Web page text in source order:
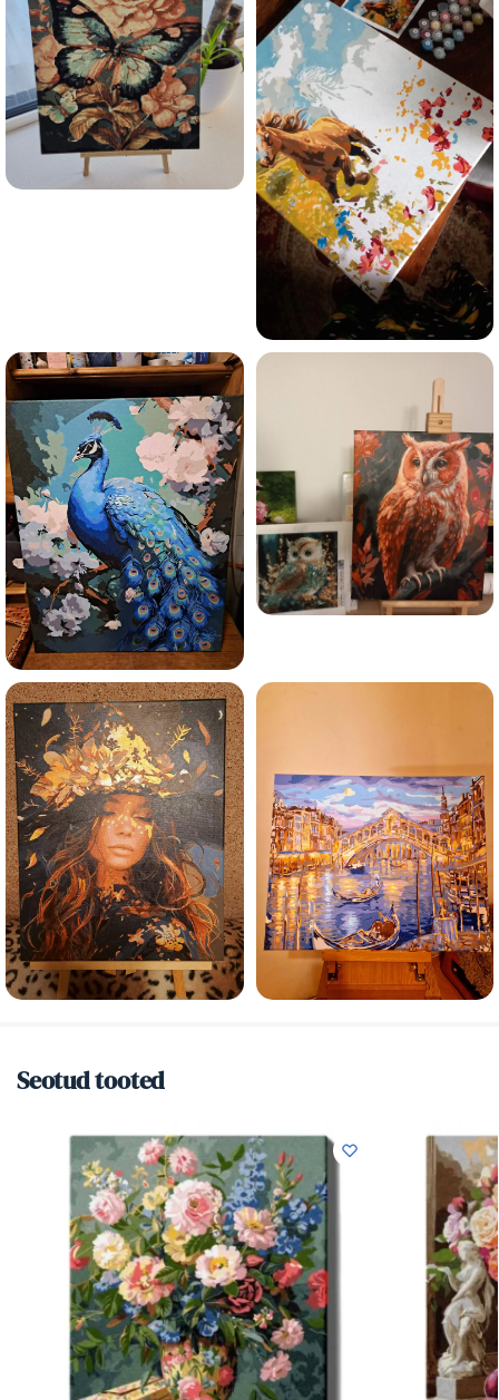
Seotud tooted
Olen tutvunud Maalihobi.ee privaatsuspoliitikaga ja
nõustun sellega
Maalihobi.eePrivaatsuspoliitika
TELLI